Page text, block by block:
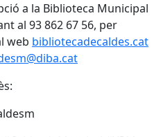
a la Biblioteca Municipal
al 93 862 67 56, per
web bibliotecadecaldes.cat